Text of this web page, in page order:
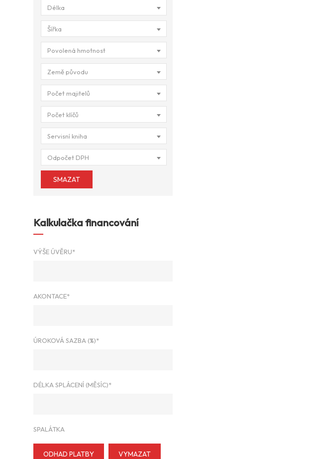
Délka
Šířka
Povolená hmotnost
Země původu
Počet majitelů
Počet klíčů
Servisní kniha
Odpočet DPH
SMAZAT
Kalkulačka financování
VÝŠE ÚVĚRU*
AKONTACE*
ÚROKOVÁ SAZBA (%)*
DÉLKA SPLÁCENÍ (MĚSÍC)*
SPALÁTKA
ODHAD PLATBY VYMAZAT